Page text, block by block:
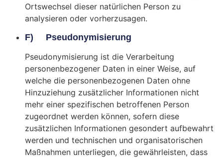
Ortswechsel dieser natürlichen Person zu
analysieren oder vorherzusagen.
F) Pseudonymisierung
Pseudonymisierung ist die Verarbeitung
personenbezogener Daten in einer Weise, auf
welche die personenbezogenen Daten ohne
Hinzuziehung zusätzlicher Informationen nicht
mehr einer spezifischen betroffenen Person
zugeordnet werden können, sofern diese
zusätzlichen Informationen gesondert aufbewahrt
werden und technischen und organisatorischen
Maßnahmen unterliegen, die gewährleisten, dass